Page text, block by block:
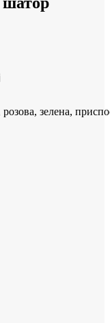
зелена,